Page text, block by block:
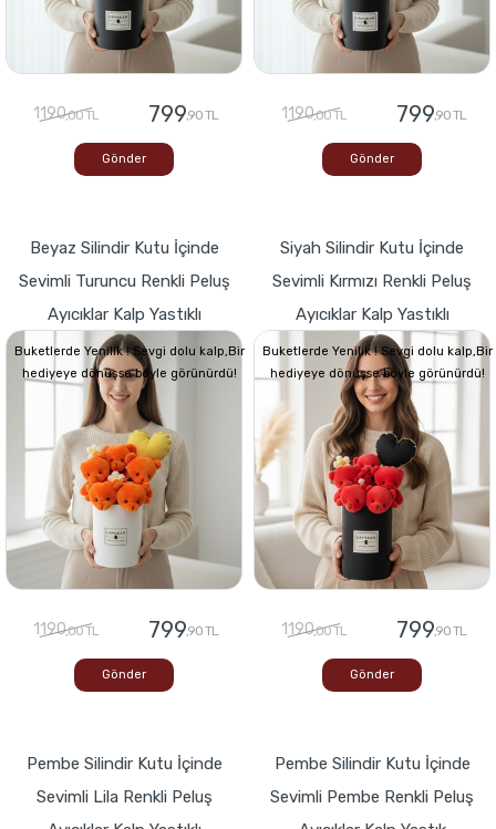
1190,00 TL 799,90 TL
Gönder
1190,00 TL 799,90 TL
Gönder
Beyaz Silindir Kutu İçinde
Sevimli Turuncu Renkli Peluş
Ayıcıklar Kalp Yastıklı
Buketlerde Yenilik ! Sevgi dolu kalp,Bir
hediyeye dönüşse böyle görünürdü!
1190,00 TL 799,90 TL
Gönder
Siyah Silindir Kutu İçinde
Sevimli Kırmızı Renkli Peluş
Ayıcıklar Kalp Yastıklı
Buketlerde Yenilik ! Sevgi dolu kalp,Bir
hediyeye dönüşse böyle görünürdü!
1190,00 TL 799,90 TL
Gönder
Pembe Silindir Kutu İçinde
Sevimli Lila Renkli Peluş
Pembe Silindir Kutu İçinde
Sevimli Pembe Renkli Peluş